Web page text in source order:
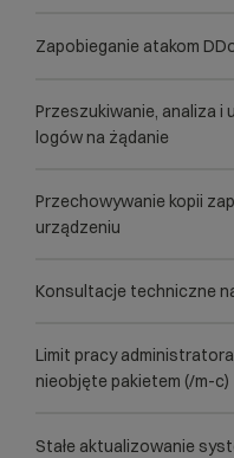
Zapobieganie atakom
Przeszukiwanie, analiza i
logów na żądanie
Przechowywanie kopii
urządzeniu
Konsultacje techniczne
Limit pracy
nieobjęte pakietem (/m-c)
Stałe aktualizowanie